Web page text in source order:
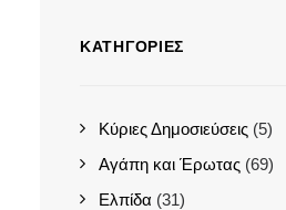
ΚΑΤΗΓΟΡΊΕΣ
Κύριες Δημοσιεύσεις (5)
Αγάπη και Έρωτας (69)
Ελπίδα (31)